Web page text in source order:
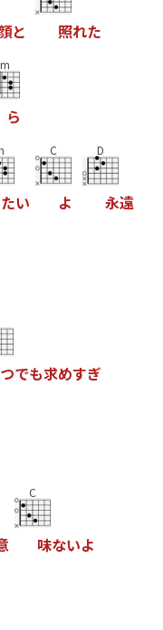
と 照れた
ら
たい
C
よ
D
永遠
つでも求めすぎ
C
味ないよ